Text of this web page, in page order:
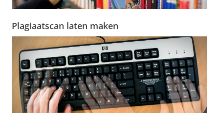
Plagiaatscan laten maken